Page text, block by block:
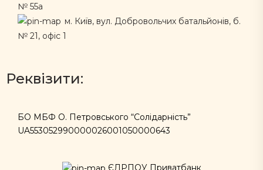
№ 55а
м. Київ, вул. Добровольчих батальйонів, б.
№ 21, офіс 1
Реквізити:
БО МБФ О. Петровського “Солідарність”
UA553052990000026001050000643